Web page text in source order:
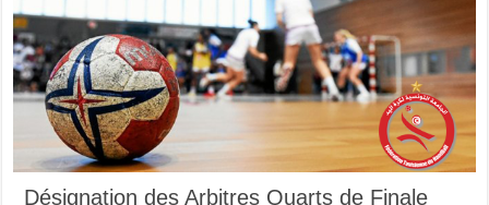
Désignation des Arbitres Quarts de Finale